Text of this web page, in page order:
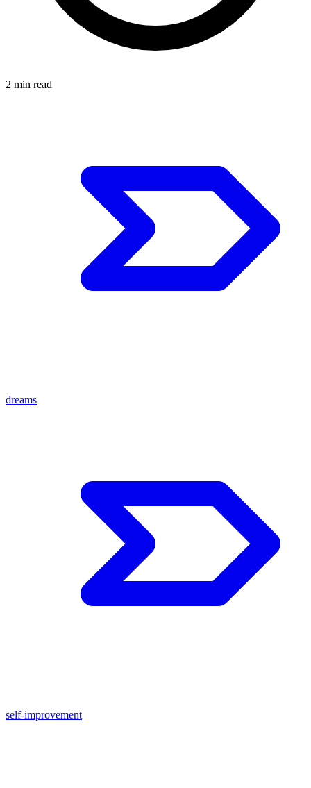
2 min read
dreams
self-improvement